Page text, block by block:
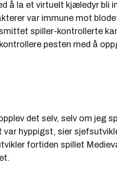
å la et virtuelt kjæledyr bli
var immune mot
spiller-kontrollerte
pesten med å
det selv, selv om jeg
var hyppigst, sier
fortiden spillet